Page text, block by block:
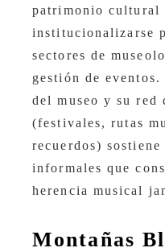
patrimonio cultural
institucionalizarse
sectores de
gestión de
del museo y su red
(festivales, rutas
recuerdos)
informales que
herencia musical
Montañas